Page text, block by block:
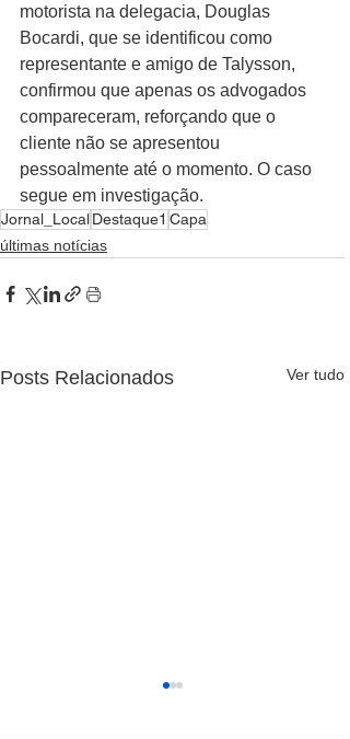
motorista na delegacia, Douglas
Bocardi, que se identificou como
representante e amigo de Talysson,
confirmou que apenas os advogados
compareceram, reforçando que o
cliente não se apresentou
pessoalmente até o momento. O caso
segue em investigação.
Jornal_LocalDestaque1 Capa
últimas notícias
Posts Relacionados Ver tudo